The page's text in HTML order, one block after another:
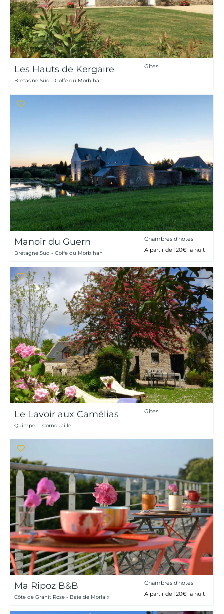
Les Hauts de Kergaire
Bretagne Sud - Golfe du Morbihan
Gîtes
Manoir du Guern
Bretagne Sud - Golfe du Morbihan
Chambres d’hôtes
A partir de 120€ la nuit
Le Lavoir aux Camélias
Quimper - Cornouaille
Gîtes
Ma Ripoz B&B
Côte de Granit Rose - Baie de Morlaix
Chambres d’hôtes
A partir de 120€ la nuit